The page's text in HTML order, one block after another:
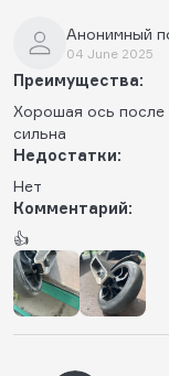
Анонимный
04 June 2025
Преимущества:
Хорошая ось после
сильна
Недостатки:
Нет
Комментарий:
👍